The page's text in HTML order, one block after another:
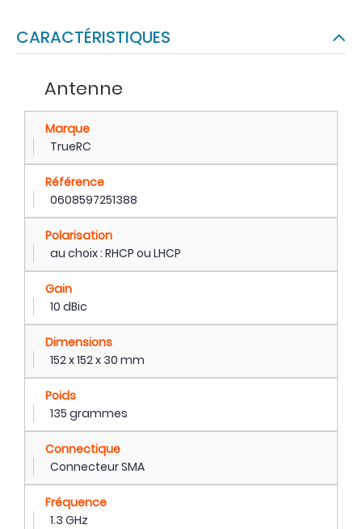
CARACTÉRISTIQUES
Antenne
Marque
TrueRC
Référence
0608597251388
Polarisation
au choix : RHCP ou LHCP
Gain
10 dBic
Dimensions
152 x 152 x 30 mm
Poids
135 grammes
Connectique
Connecteur SMA
Fréquence
1.3 GHz